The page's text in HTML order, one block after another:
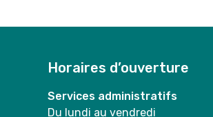
Horaires d’ouverture
Services administratifs
Du lundi au vendredi